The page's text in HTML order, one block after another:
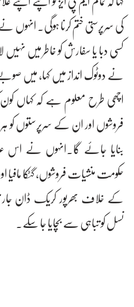
کی سرپرستی ختم کرنا ہوگی۔ انہوں
کسی دبا یا سفارش کو خاطر میں
نے دوٹوک انداز میں کہا، میں
اچھی طرح معلوم ہے کہ کہاں
فروشوں اور ان کے سرپرستوں
بنایا جائے گا۔انہوں نے اس
حکومت منشیات فروشوں، گٹکا
کے خلاف بھرپور کریک ڈان
نسل کو تباہی سے بچایا جا سکے۔